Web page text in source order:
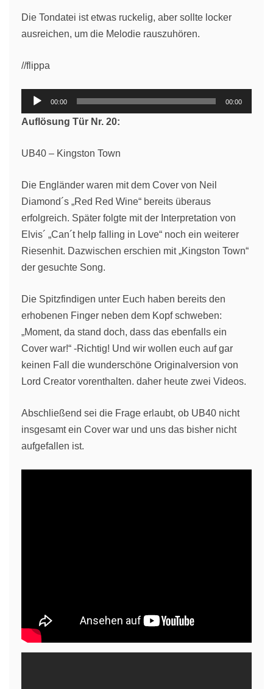
Die Tondatei ist etwas ruckelig, aber sollte locker
ausreichen, um die Melodie rauszuhören.
//flippa
Audio-
Player
00:00 00:00
Auflösung Tür Nr. 20:
UB40 – Kingston Town
Die Engländer waren mit dem Cover von Neil
Diamond´s „Red Red Wine“ bereits überaus
erfolgreich. Später folgte mit der Interpretation von
Elvis´ „Can´t help falling in Love“ noch ein weiterer
Riesenhit. Dazwischen erschien mit „Kingston Town“
der gesuchte Song.
Die Spitzfindigen unter Euch haben bereits den
erhobenen Finger neben dem Kopf schweben:
„Moment, da stand doch, dass das ebenfalls ein
Cover war!“ -Richtig! Und wir wollen euch auf gar
keinen Fall die wunderschöne Originalversion von
Lord Creator vorenthalten. daher heute zwei Videos.
Abschließend sei die Frage erlaubt, ob UB40 nicht
insgesamt ein Cover war und uns das bisher nicht
aufgefallen ist.